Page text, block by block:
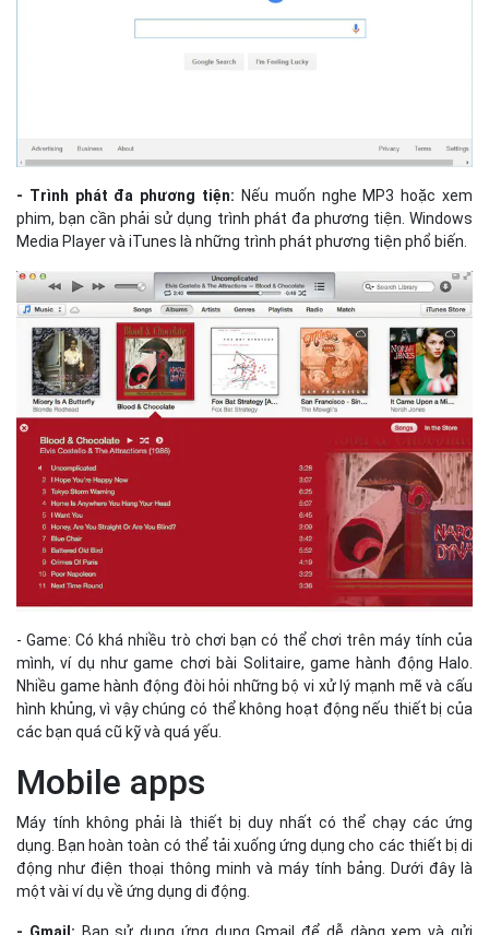
- Trình phát đa phương tiện: Nếu muốn nghe MP3 hoặc xem
phim, bạn cần phải sử dụng trình phát đa phương tiện. Windows
Media Player và iTunes là những trình phát phương tiện phổ biến.
- Game: Có khá nhiều trò chơi bạn có thể chơi trên máy tính của
mình, ví dụ như game chơi bài Solitaire, game hành động Halo.
Nhiều game hành động đòi hỏi những bộ vi xử lý mạnh mẽ và cấu
hình khủng, vì vậy chúng có thể không hoạt động nếu thiết bị của
các bạn quá cũ kỹ và quá yếu.
Mobile apps
Máy tính không phải là thiết bị duy nhất có thể chạy các ứng
dụng. Bạn hoàn toàn có thể tải xuống ứng dụng cho các thiết bị di
động như điện thoại thông minh và máy tính bảng. Dưới đây là
một vài ví dụ về ứng dụng di động.